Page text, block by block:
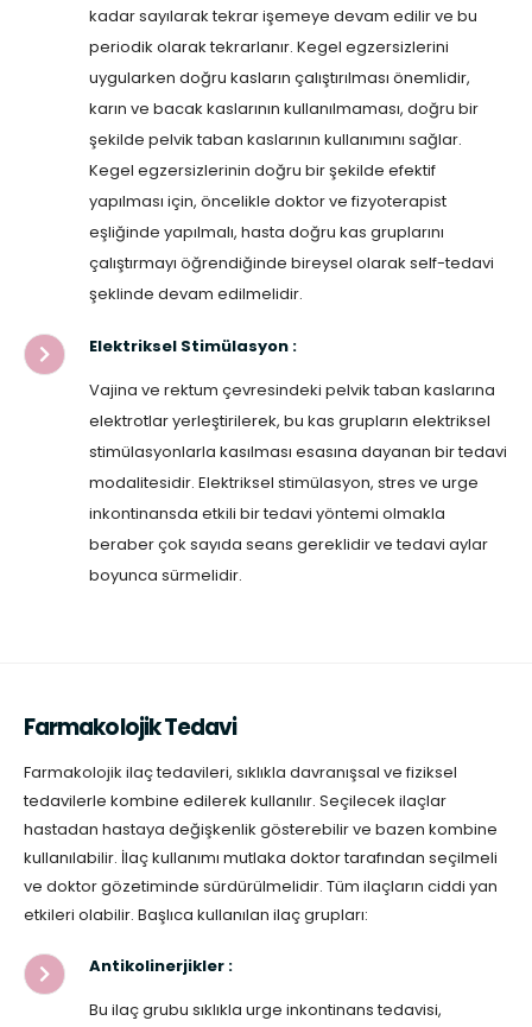
kadar sayılarak tekrar işemeye devam edilir ve bu
periodik olarak tekrarlanır. Kegel egzersizlerini
uygularken doğru kasların çalıştırılması önemlidir,
karın ve bacak kaslarının kullanılmaması, doğru bir
şekilde pelvik taban kaslarının kullanımını sağlar.
Kegel egzersizlerinin doğru bir şekilde efektif
yapılması için, öncelikle doktor ve fizyoterapist
eşliğinde yapılmalı, hasta doğru kas gruplarını
çalıştırmayı öğrendiğinde bireysel olarak self-tedavi
şeklinde devam edilmelidir.
Elektriksel Stimülasyon :
Vajina ve rektum çevresindeki pelvik taban kaslarına
elektrotlar yerleştirilerek, bu kas grupların elektriksel
stimülasyonlarla kasılması esasına dayanan bir tedavi
modalitesidir. Elektriksel stimülasyon, stres ve urge
inkontinansda etkili bir tedavi yöntemi olmakla
beraber çok sayıda seans gereklidir ve tedavi aylar
boyunca sürmelidir.
Farmakolojik Tedavi
Farmakolojik ilaç tedavileri, sıklıkla davranışsal ve fiziksel
tedavilerle kombine edilerek kullanılır. Seçilecek ilaçlar
hastadan hastaya değişkenlik gösterebilir ve bazen kombine
kullanılabilir. İlaç kullanımı mutlaka doktor tarafından seçilmeli
ve doktor gözetiminde sürdürülmelidir. Tüm ilaçların ciddi yan
etkileri olabilir. Başlıca kullanılan ilaç grupları:
Antikolinerjikler :
Bu ilaç grubu sıklıkla urge inkontinans tedavisi,